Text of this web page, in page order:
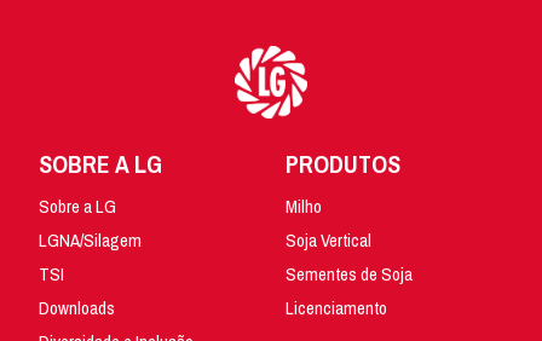
SOBRE A LG
Sobre a LG
LGNA/Silagem
TSI
Downloads
PRODUTOS
Milho
Soja Vertical
Sementes de Soja
Licenciamento